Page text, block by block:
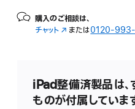
購入のご相談は、
チャット （新
ド
ウ
または0120-
iPad整備済製品は、
ものが付属していま